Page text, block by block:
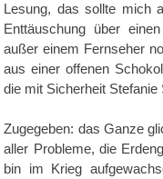
Lesung, das sollte mich
Enttäuschung über
außer einem Fernseher
aus einer offenen
die mit Sicherheit Stefanie
Zugegeben: das Ganze
aller Probleme, die
bin im Krieg